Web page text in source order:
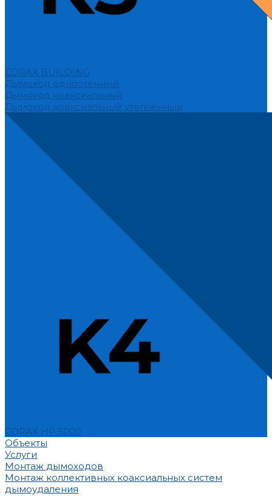
CORAX BUILDING
Дымоход одностенный
Дымоход коаксиальный
Дымоход коаксиальный утепленный
CORAX HP 5000
Объекты
Услуги
Монтаж дымоходов
Монтаж коллективных коаксиальных систем
дымоудаления